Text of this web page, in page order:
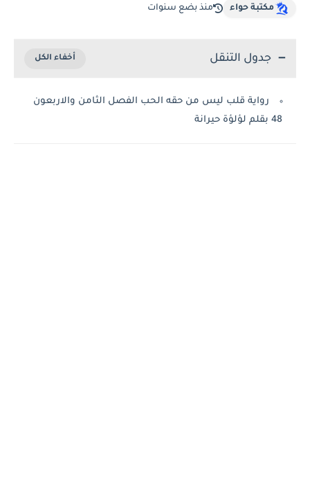
مكتبة حواء منذ بضع سنوات
جدول التنقل
رواية قلب ليس من حقه الحب الفصل الثامن والاربعون
48 بقلم لؤلؤة حيرانة